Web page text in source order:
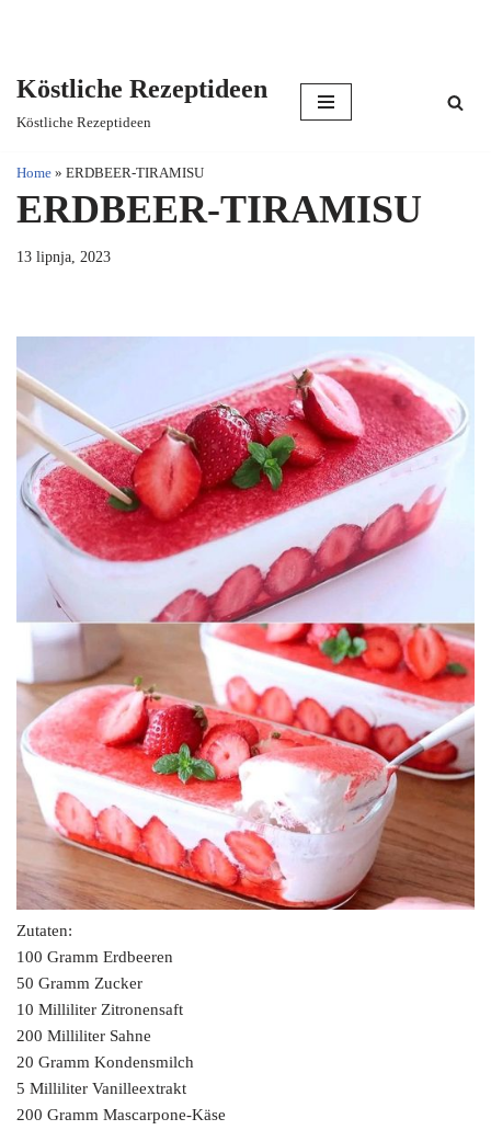
content
Köstliche Rezeptideen
Köstliche Rezeptideen
Home » ERDBEER-TIRAMISU
ERDBEER-TIRAMISU
13 lipnja, 2023
Zutaten:
100 Gramm Erdbeeren
50 Gramm Zucker
10 Milliliter Zitronensaft
200 Milliliter Sahne
20 Gramm Kondensmilch
5 Milliliter Vanilleextrakt
200 Gramm Mascarpone-Käse